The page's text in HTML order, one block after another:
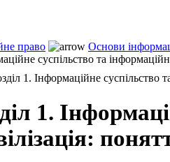
право
Основи
суспільство та
1. Інформаційне суспільство
1.